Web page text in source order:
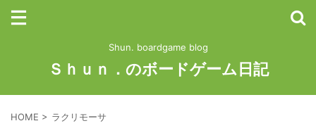
Shun. boardgame blog
Ｓｈｕｎ．のボードゲーム日記
HOME > ラクリモーサ